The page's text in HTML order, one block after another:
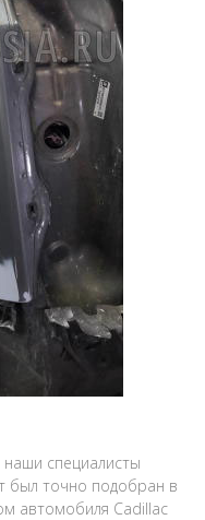
наши специалисты
был точно подобран в
автомобиля Cadillac